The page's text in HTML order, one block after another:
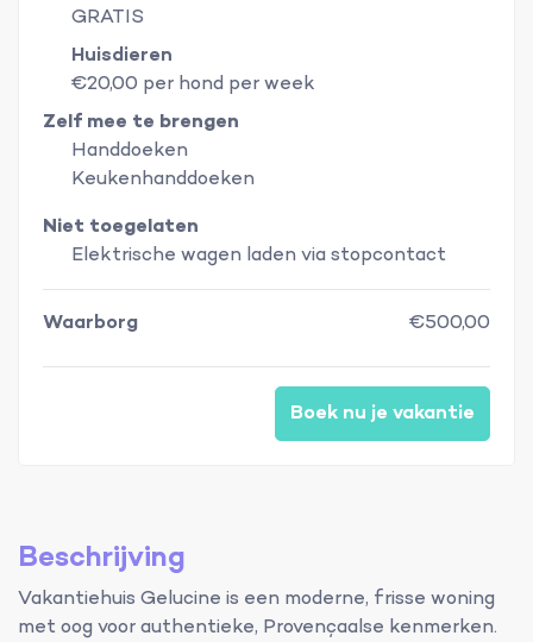
GRATIS
Huisdieren
€20,00 per hond per week
Zelf mee te brengen
Handdoeken
Keukenhanddoeken
Niet toegelaten
Elektrische wagen laden via stopcontact
Waarborg €500,00
Boek nu je vakantie
Beschrijving
Vakantiehuis Gelucine is een moderne, frisse woning
met oog voor authentieke, Provençaalse kenmerken.